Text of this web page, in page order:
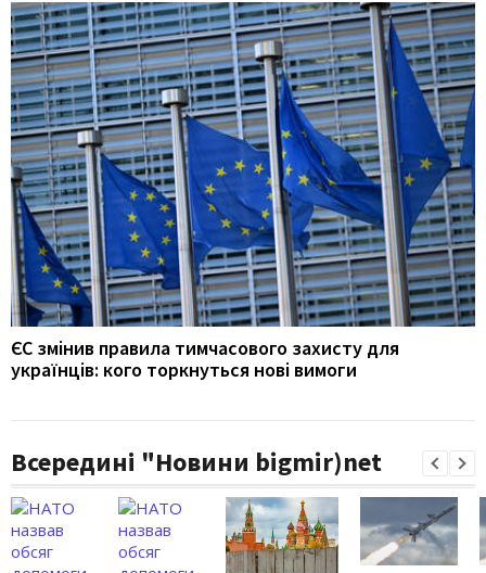
ЄС змінив правила тимчасового захисту для
українців: кого торкнуться нові вимоги
Всередині "Новини bigmir)net